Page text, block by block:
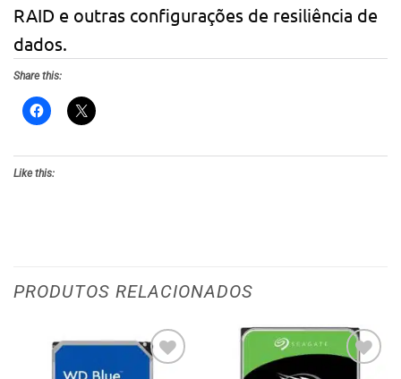
RAID e outras configurações de resiliência de
dados.
Share this:
Like this:
PRODUTOS RELACIONADOS